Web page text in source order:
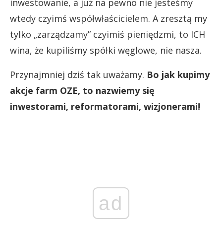
inwestowanie, a już na pewno nie jesteśmy
wtedy czyimś współwłaścicielem. A zresztą my
tylko „zarządzamy” czyimiś pieniędzmi, to ICH
wina, że kupiliśmy spółki węglowe, nie nasza.
Przynajmniej dziś tak uważamy. Bo jak kupimy
akcje farm OZE, to nazwiemy się
inwestorami, reformatorami, wizjonerami!
ad